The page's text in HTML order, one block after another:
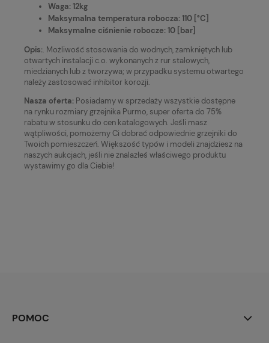
Waga: 12kg
Maksymalna temperatura robocza: 110 [°C]
Maksymalne ciśnienie robocze: 10 [bar]
Opis:. Możliwość stosowania do wodnych, zamkniętych lub
otwartych instalacji c.o. wykonanych z rur stalowych,
miedzianych lub z tworzywa; w przypadku systemu otwartego
należy zastosować inhibitor korozji.
Nasza oferta: Posiadamy w sprzedaży wszystkie dostępne
na rynku rozmiary grzejnika Purmo, super oferta do 75%
rabatu w stosunku do cen katalogowych. Jeśli masz
wątpliwości, pomożemy Ci dobrać odpowiednie grzejniki do
Twoich pomieszczeń. Większość typów i modeli znajdziesz na
naszych aukcjach, jeśli nie znalazłeś właściwego produktu
wystawimy go dla Ciebie!
POMOC